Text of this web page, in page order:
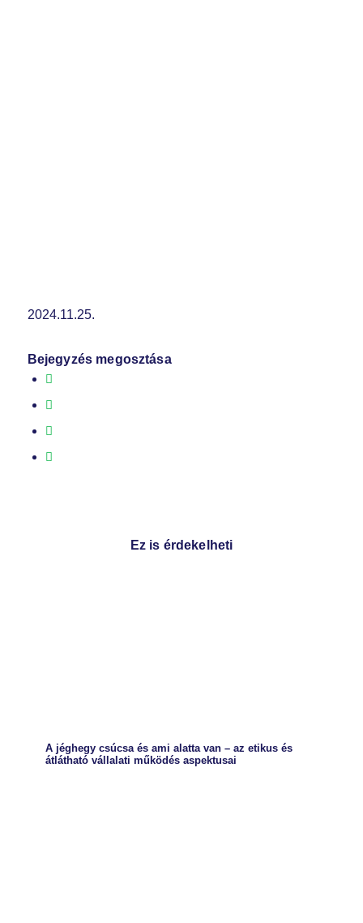
2024.11.25.
Bejegyzés megosztása
Ez is érdekelheti
A jéghegy csúcsa és ami alatta van – az etikus és
átlátható vállalati működés aspektusai